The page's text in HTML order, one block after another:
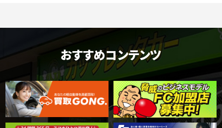
おすすめコンテンツ